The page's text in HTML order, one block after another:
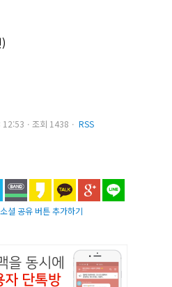
ㆍ조회 1438ㆍ RSS
셜 공유 버튼 추가하기